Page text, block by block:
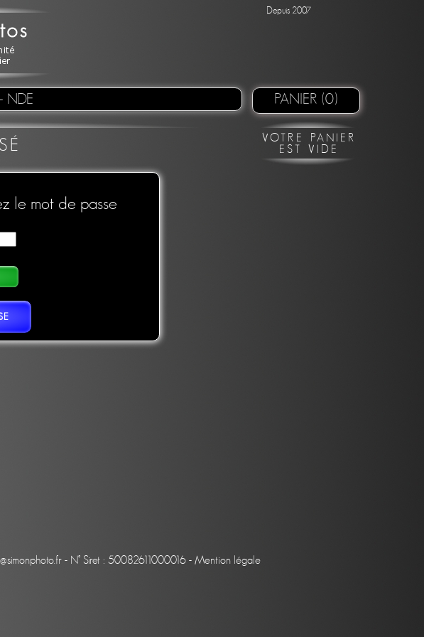
Depuis 2007
NDE PANIER (0)
le mot de passe
VOTRE PANIER
EST VIDE
- N° Siret : 50082611000016 - Mention légale